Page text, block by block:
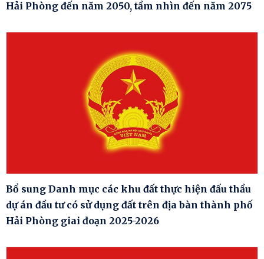
Hải Phòng đến năm 2050, tầm nhìn đến năm 2075
Bổ sung Danh mục các khu đất thực hiện đấu thầu
dự án đầu tư có sử dụng đất trên địa bàn thành phố
Hải Phòng giai đoạn 2025-2026